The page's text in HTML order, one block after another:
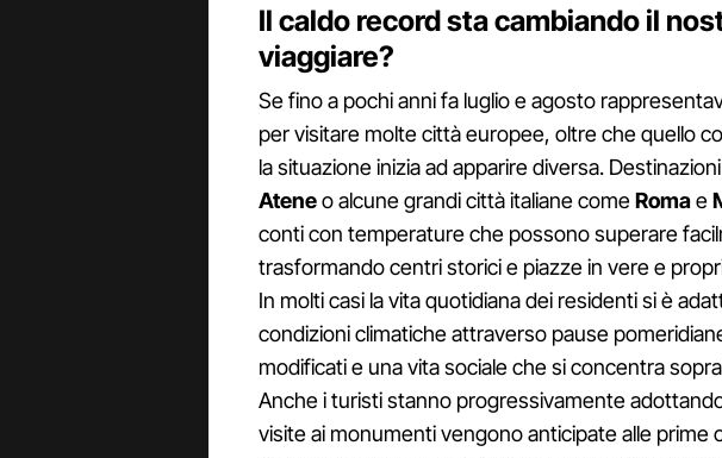
Il caldo record sta cambiando il
viaggiare?
Se fino a pochi anni fa luglio e agosto
per visitare molte città europee, oltre che quello
la situazione inizia ad apparire diversa.
Ateneo alcune grandi città italiane comeRomae
conti con temperature che possono superare
trasformando centri storici e piazze in vere e
In molti casi la vita quotidiana dei residenti si è
condizioni climatiche attraverso pause
modificati e una vita sociale che si concentra
Anche i turisti stanno progressivamente
visite ai monumenti vengono anticipate alle prime